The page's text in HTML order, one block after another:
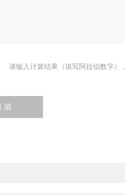
请输入计算结果（填写阿拉伯数字）